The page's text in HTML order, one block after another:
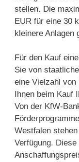
stellen. Die
EUR für eine 30
kleinere Anlagen
Für den Kauf
Sie von
eine Vielzahl von
Ihnen beim Kauf
Von der KfW-
Westfalen
Verfügung.